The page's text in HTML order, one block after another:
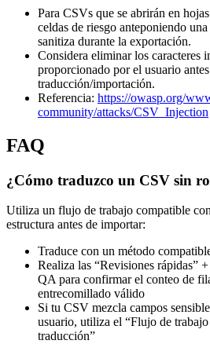
Para CSVs que se abrirán en
celdas de riesgo anteponiendo
sanitiza durante la exportación.
Considera eliminar los caracteres
proporcionado por el usuario
traducción/importación.
Referencia: https://owasp.org/
community/attacks/CSV_Injection
FAQ
¿Cómo traduzco un CSV sin
Utiliza un flujo de trabajo compatible
estructura antes de importar:
Traduce con un método
Realiza las “Revisiones rápidas”
QA para confirmar el conteo de
entrecomillado válido
Si tu CSV mezcla campos
usuario, utiliza el “Flujo de
traducción”